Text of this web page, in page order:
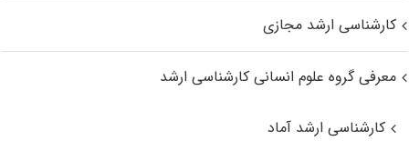
کارشناسی ارشد مجازی
معرفی گروه علوم انسانی کارشناسی ارشد
کارشناسی ارشد آماد